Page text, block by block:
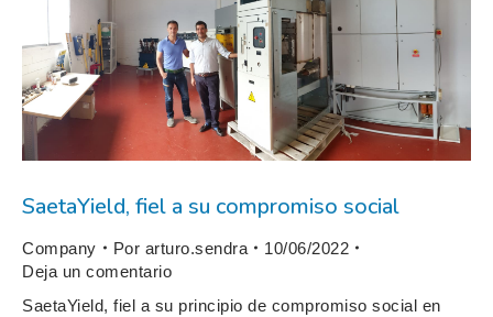
SaetaYield, fiel a su compromiso social
Company Por arturo.sendra
10/06/2022
Deja un comentario
SaetaYield, fiel a su principio de compromiso social en